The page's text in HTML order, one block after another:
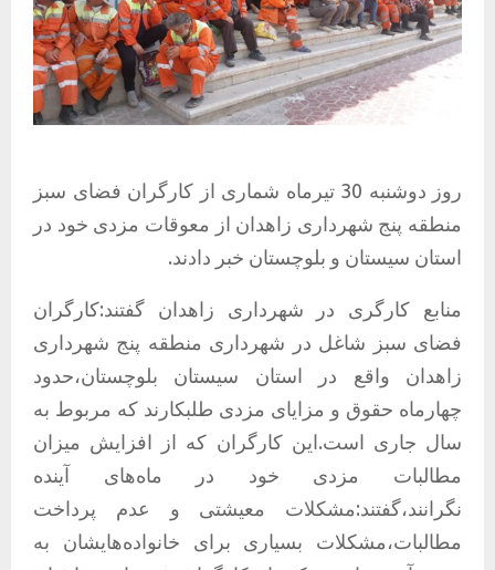
روز دوشنبه 30 تیرماه شماری از کارگران فضای سبز
منطقه پنج شهرداری زاهدان از معوقات مزدی خود در
استان سیستان و بلوچستان خبر دادند.
منابع کارگری در شهرداری زاهدان گفتند:کارگران
فضای سبز شاغل در شهرداری منطقه پنج شهرداری
زاهدان واقع در استان سیستان بلوچستان،حدود
چهارماه حقوق و مزایای مزدی طلبکارند که مربوط به
سال جاری است.این کارگران که از افزایش میزان
مطالبات مزدی خود در ماه‌های آینده
نگرانند،گفتند:مشکلات معیشتی و عدم پرداخت
مطالبات،مشکلات بسیاری برای خانواده‌هایشان به